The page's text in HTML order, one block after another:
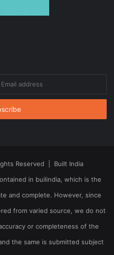
Reserved | Built India
in builindia, which is the
and complete. However, since
from varied source, we do not
or completeness of the
the same is submitted subject